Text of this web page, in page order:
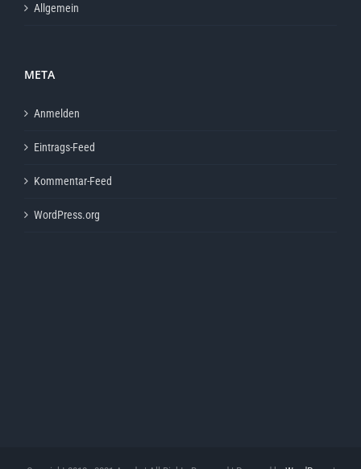
Allgemein
META
Anmelden
Eintrags-Feed
Kommentar-Feed
WordPress.org